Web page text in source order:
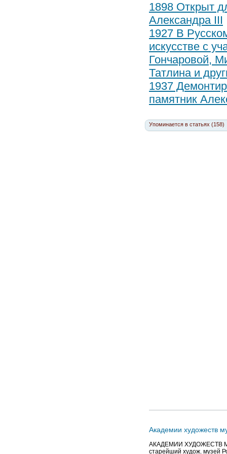
1898 Открыт
Александра III
1927 В
искусстве с
Гончаровой,
Татлина и
1937
памятник
Упоминается в статьях (158)
Академии художеств
АКАДЕМИИ ХУДОЖЕСТВ
старейший худож. музей